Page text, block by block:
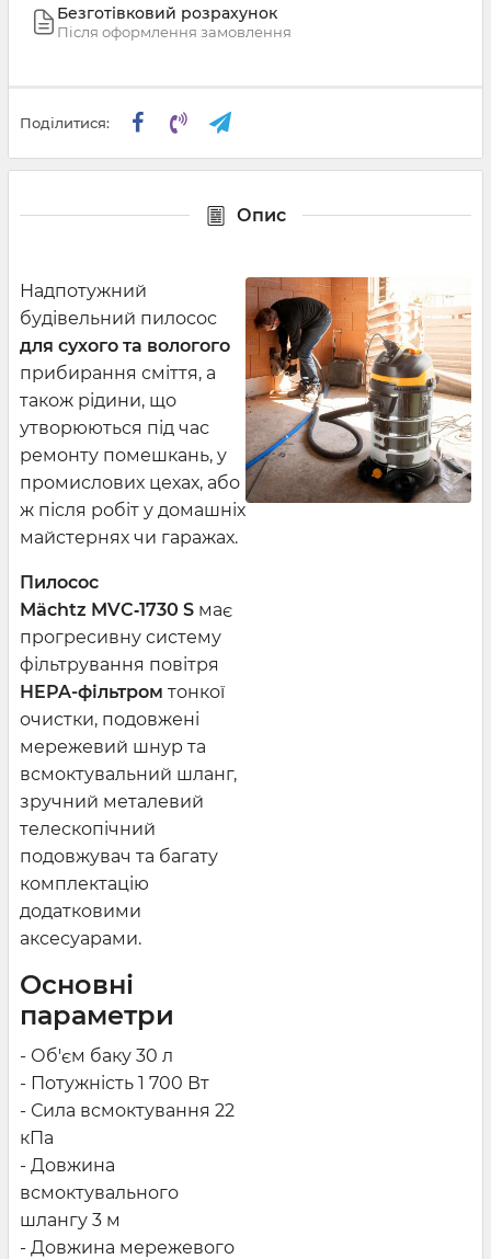
Безготівковий розрахунок
Після оформлення замовлення
Поділитися:
Опис
Надпотужний
будівельний пилосос
для сухого та вологого
прибирання сміття, а
також рідини, що
утворюються під час
ремонту помешкань, у
промислових цехах, або
ж після робіт у домашніх
майстернях чи гаражах.
Пилосос
Mächtz MVC‑1730 S має
прогресивну систему
фільтрування повітря
HEPA-фільтром тонкої
очистки, подовжені
мережевий шнур та
всмоктувальний шланг,
зручний металевий
телескопічний
подовжувач та багату
комплектацію
додатковими
аксесуарами.
Основні
параметри
- Об'єм баку 30 л
- Потужність 1 700 Вт
- Сила всмоктування 22
кПа
- Довжина
всмоктувального
шлангу 3 м
- Довжина мережевого